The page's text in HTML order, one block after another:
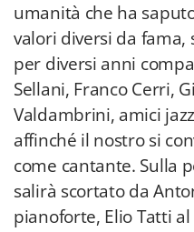
umanità che ha
valori diversi da fama,
per diversi anni
Sellani, Franco Cerri,
Valdambrini, amici
affinché il nostro si
come cantante. Sulla
salirà scortato da
pianoforte, Elio Tatti